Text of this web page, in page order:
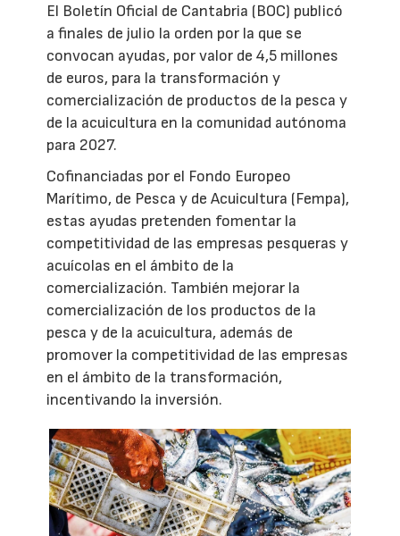
El Boletín Oficial de Cantabria (BOC) publicó
a finales de julio la orden por la que se
convocan ayudas, por valor de 4,5 millones
de euros, para la transformación y
comercialización de productos de la pesca y
de la acuicultura en la comunidad autónoma
para 2027.
Cofinanciadas por el Fondo Europeo
Marítimo, de Pesca y de Acuicultura (Fempa),
estas ayudas pretenden fomentar la
competitividad de las empresas pesqueras y
acuícolas en el ámbito de la
comercialización. También mejorar la
comercialización de los productos de la
pesca y de la acuicultura, además de
promover la competitividad de las empresas
en el ámbito de la transformación,
incentivando la inversión.